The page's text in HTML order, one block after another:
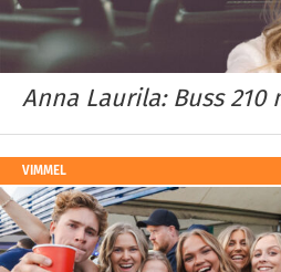
Anna Laurila: Buss 210
VIMMEL